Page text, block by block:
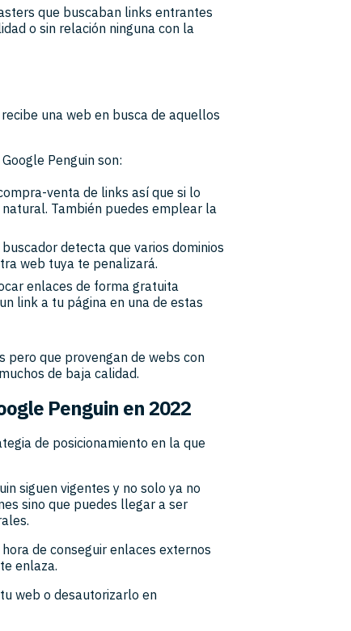
que buscaban links entrantes
o sin relación ninguna con la
una web en busca de aquellos
Penguin son:
venta de links así que si lo
También puedes emplear la
buscador detecta que varios dominios
web tuya te penalizará.
enlaces de forma gratuita
link a tu página en una de estas
pero que provengan de webs con
de baja calidad.
Penguin en 2022
de posicionamiento en la que
siguen vigentes y no solo ya no
sino que puedes llegar a ser
de conseguir enlaces externos
enlaza.
web o desautorizarlo en